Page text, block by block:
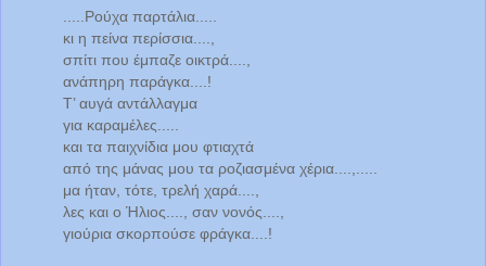
.....Ρούχα παρτάλια.....
κι η πείνα περίσσια....,
σπίτι που έμπαζε οικτρά....,
ανάπηρη παράγκα....!
Τ’ αυγά αντάλλαγμα
για καραμέλες.....
και τα παιχνίδια μου φτιαχτά
από της μάνας μου τα ροζιασμένα χέρια....,.....
μα ήταν, τότε, τρελή χαρά....,
λες και ο Ήλιος...., σαν νονός....,
γιούρια σκορπούσε φράγκα....!